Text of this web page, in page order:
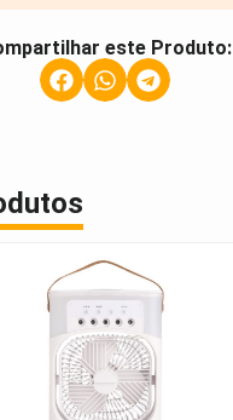
este Produto: